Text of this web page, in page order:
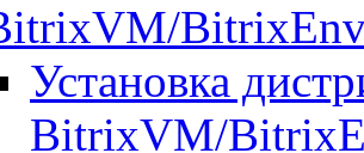
Установка
BitrixVM/